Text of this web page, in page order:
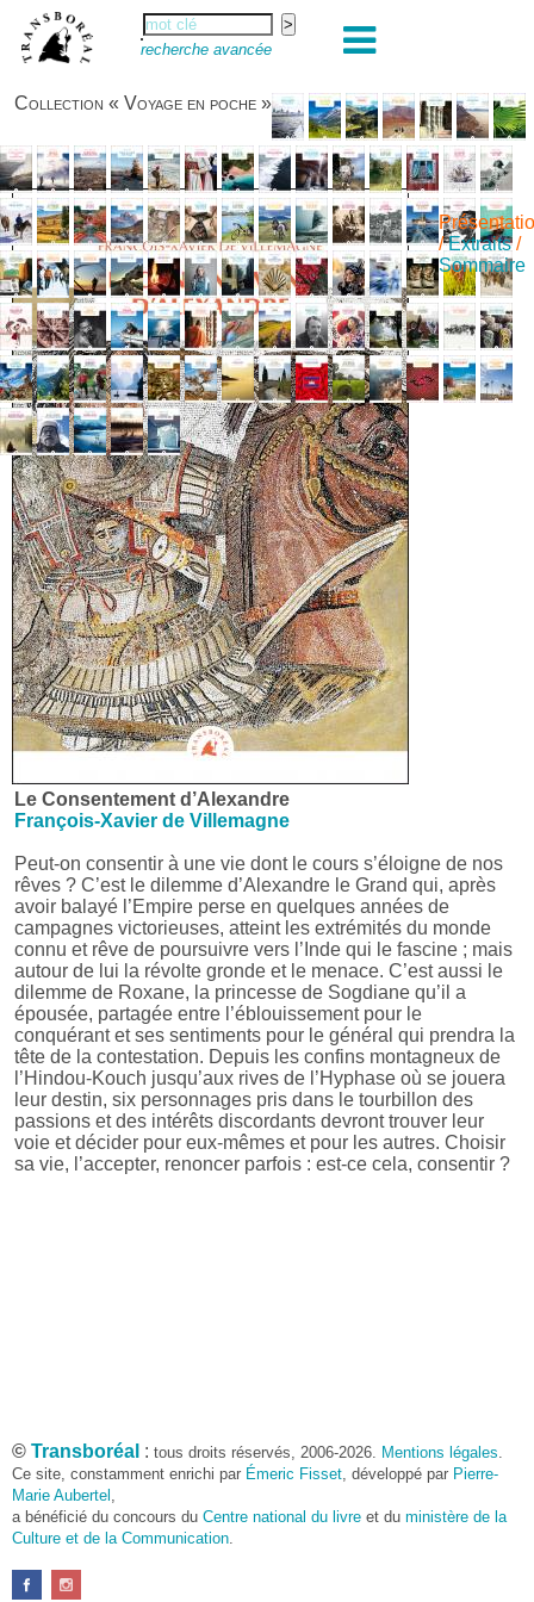
recherche avancée
Collection « Voyage en poche »
/Extraits/
Sommaire
Le Consentement d’Alexandre
François-Xavier de Villemagne
Peut-on consentir à une vie dont le cours s’éloigne de nos
rêves ? C’est le dilemme d’Alexandre le Grand qui, après
avoir balayé l’Empire perse en quelques années de
campagnes victorieuses, atteint les extrémités du monde
connu et rêve de poursuivre vers l’Inde qui le fascine ; mais
autour de lui la révolte gronde et le menace. C’est aussi le
dilemme de Roxane, la princesse de Sogdiane qu’il a
épousée, partagée entre l’éblouissement pour le
conquérant et ses sentiments pour le général qui prendra la
tête de la contestation. Depuis les confins montagneux de
l’Hindou-Kouch jusqu’aux rives de l’Hyphase où se jouera
leur destin, six personnages pris dans le tourbillon des
passions et des intérêts discordants devront trouver leur
voie et décider pour eux-mêmes et pour les autres. Choisir
sa vie, l’accepter, renoncer parfois : est-ce cela, consentir ?
© Transboréal : tous droits réservés, 2006-2026. Mentions légales.
Ce site, constamment enrichi par Émeric Fisset, développé par Pierre-
Marie Aubertel ,
a bénéficié du concours du Centre national du livre et du ministère de la
Culture et de la Communication.